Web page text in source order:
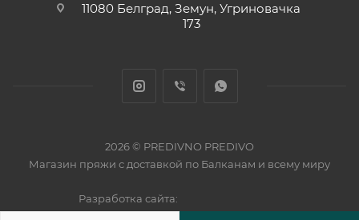
11080 Белград, Земун, Угриновачка
173
2026 © PREDIVNO PREDIVO
Магазин пряжи с доставкой по Балканам и всему миру
Разработка сайта: